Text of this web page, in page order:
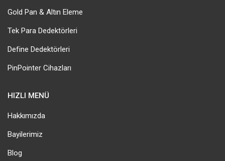
HIZLI MENÜ
Hakkımızda
Bayilerimiz
Blog
Gold Pan & Altın Eleme
Tek Para Dedektörleri
Define Dedektörleri
PinPointer Cihazları